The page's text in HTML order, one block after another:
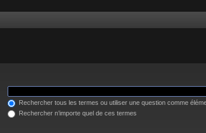
Rechercher tous les termes ou utiliser une question comme
Rechercher n’importe quel de ces termes